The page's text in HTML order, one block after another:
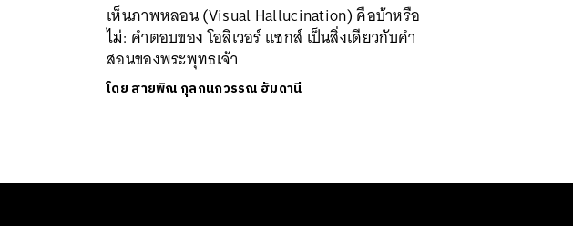
เห็นภาพหลอน (Visual Hallucination) คือบ้าหรือ
ไม่: คำตอบของ โอลิเวอร์ แซกส์ เป็นสิ่งเดียวกับคำ
สอนของพระพุทธเจ้า
โดย สายพิณ กุลกนกวรรณ ฮัมดานี